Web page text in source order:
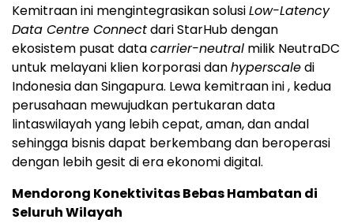
Kemitraan ini mengintegrasikan solusiLow-Latency
Data Centre Connectdari StarHub dengan
ekosistem pusat datacarrier-neutral milik NeutraDC
untuk melayani klien korporasi danhyperscaledi
Indonesiadan Singapura. Lewa kemitraan ini , kedua
perusahaan mewujudkan pertukaran data
lintaswilayah yang lebih cepat, aman, dan andal
sehingga bisnis dapat berkembang dan beroperasi
dengan lebih gesit di era ekonomi digital.
Mendorong Konektivitas Bebas Hambatan di
Seluruh Wilayah